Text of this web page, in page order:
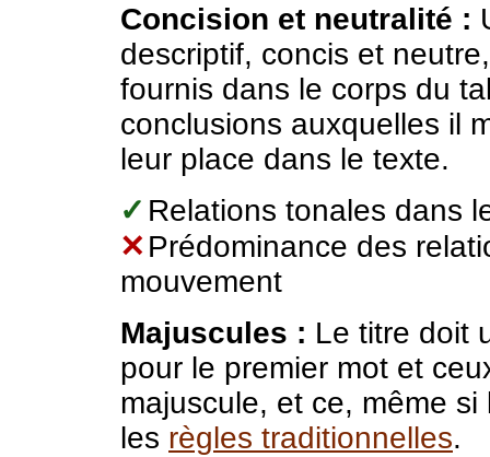
Concision et neutralité :
descriptif, concis et
fournis dans le corps du
conclusions auxquelles il
leur place dans le texte.
✓ Relations tonales dans
✕ Prédominance des
mouvement
Majuscules : Le titre doit
pour le premier mot et
majuscule, et ce, même
les règles traditionnelles.